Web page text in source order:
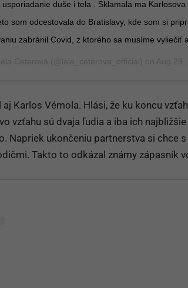
duše i tela . Sklamala ma
som odcestovala do Bratislavy, kde som si
zabránil Covid, z ktorého sa musíme vyliečiť
Karlos Vémola. Hlási, že ku koncu
vzťahu sú dvaja ľudia a iba ich
Napriek ukončeniu partnerstva si chce
Takto to odkázal známy zápasník